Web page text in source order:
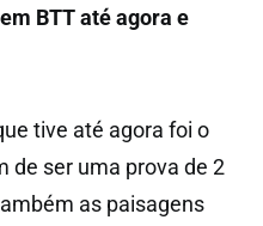
BTT até agora e
tive até agora foi o
de ser uma prova de 2
as paisagens